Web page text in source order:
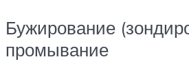
Бужирование
промывание